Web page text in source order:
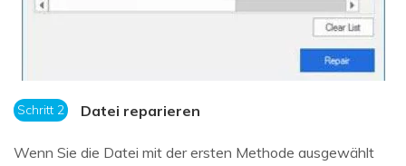
Schritt 2 Datei reparieren
Wenn Sie die Datei mit der ersten Methode ausgewählt